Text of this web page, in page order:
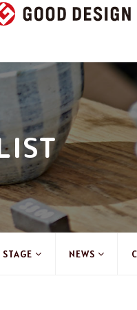
STAGE NEWS